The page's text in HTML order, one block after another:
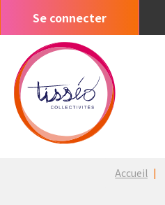
contenu
principal
Menu
compte
de
l'utilisateur
Se connecter
Fil
Accueil